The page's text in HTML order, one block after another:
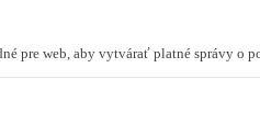
pre web, aby vytvárať platné správy o